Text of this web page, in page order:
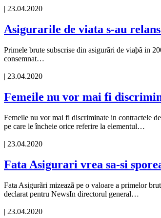
| 23.04.2020
Asigurarile de viata s-au
Primele brute subscrise din asigurãri de viaþã in
consemnat…
| 23.04.2020
Femeile nu vor mai fi
Femeile nu vor mai fi discriminate in contractele
pe care le încheie orice referire la elementul…
| 23.04.2020
Fata Asigurari vrea sa-si
Fata Asigurãri mizeazã pe o valoare a primelor
declarat pentru NewsIn directorul general…
| 23.04.2020